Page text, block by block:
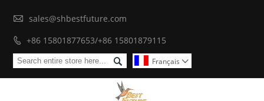
 sales@shbestfuture.com
 +86 15801877653/+86 15801879115
 Français 